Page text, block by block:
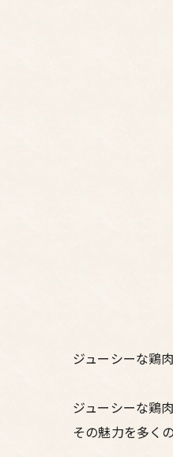
ジューシーな鶏
ジューシーな鶏
その魅力を多く